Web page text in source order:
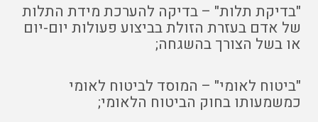
"בדיקת תלות" – בדיקה להערכת מידת התלות
של אדם בעזרת הזולת בביצוע פעולות יום-יום
או בשל הצורך בהשגחה;
"ביטוח לאומי" – המוסד לביטוח לאומי
כמשמעותו בחוק הביטוח הלאומי;